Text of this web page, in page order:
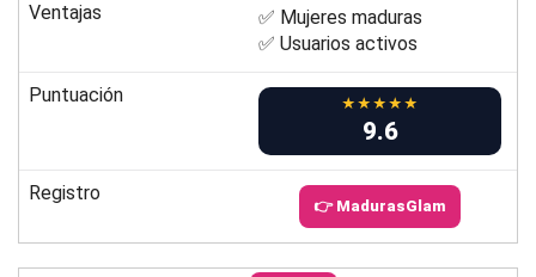
Ventajas
✅ Mujeres maduras
✅ Usuarios activos
Puntuación ★★★★★
9.6
Registro
👉 MadurasGlam